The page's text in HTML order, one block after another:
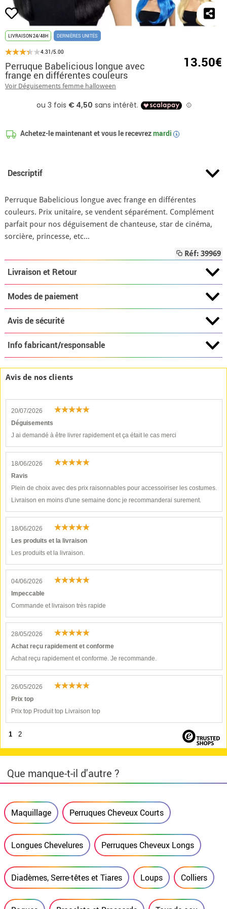
LIVRAISON 24/48H DERNIÈRES UNITÉS
4.31/5.00
Perruque Babelicious longue avec
frange en différentes couleurs
Voir Déguisements femme halloween
13.50€
Achetez-le maintenant et vous le recevrezmardi i
Descriptif
Perruque Babelicious longue avec frange en différentes
couleurs. Prix unitaire, se vendent séparément. Complément
parfait pour nos déguisement de chanteuse, star de cinéma,
sorcière, princesse, etc...
Réf: 39969
Livraison et Retour
Modes de paiement
Avis de sécurité
Info fabricant/responsable
Avis de nos clients
20/07/2026
Déguisements
J ai demandé à être livrer rapidement et ça était le cas merci
18/06/2026
Ravis
Plein de choix avec des prix raisonnables pour accessoiriser les costumes.
Livraison en moins d'une semaine donc je recommanderai surement.
18/06/2026
Les produits et la livraison
Les produits et la livraison.
04/06/2026
Impeccable
Commande et livraison très rapide
28/05/2026
Achat reçu rapidement et conforme
Achat reçu rapidement et conforme. Je recommande.
26/05/2026
Prix top
Prix top Produit top Livraison top
1 2
Que manque-t-il d'autre ?
Maquillage Perruques Cheveux Courts
Longues Chevelures Perruques Cheveux Longs
Diadèmes, Serre-têtes et Tiares Loups Colliers